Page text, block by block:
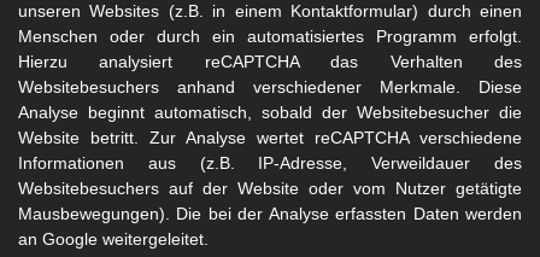
unseren Websites (z.B. in einem Kontaktformular) durch einen
Menschen oder durch ein automatisiertes Programm erfolgt.
Hierzu analysiert reCAPTCHA das Verhalten des
Websitebesuchers anhand verschiedener Merkmale. Diese
Analyse beginnt automatisch, sobald der Websitebesucher die
Website betritt. Zur Analyse wertet reCAPTCHA verschiedene
Informationen aus (z.B. IP-Adresse, Verweildauer des
Websitebesuchers auf der Website oder vom Nutzer getätigte
Mausbewegungen). Die bei der Analyse erfassten Daten werden
an Google weitergeleitet.